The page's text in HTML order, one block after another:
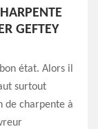
GEFTEY
état. Alors il
surtout
de charpente à